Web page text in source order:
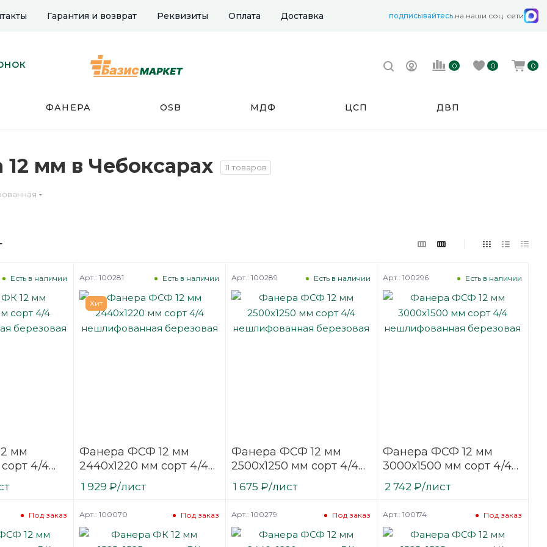
Гарантия и возврат Реквизиты Оплата Доставка подписывайтесь на наши соц. сети
0 0 0
ФАНЕРА OSB МДФ ЦСП ДВП
мм в Чебоксарах 11 товаров
мм
сорт 4/4
Есть в наличии
Хит
Фанера ФСФ 12 мм
2440х1220 мм сорт 4/4
нешлифованная
березовая
Есть в наличии
Арт.: 100281
1 929 ₽/лист
Фанера ФСФ 12 мм
2500х1250 мм сорт 4/4
нешлифованная
березовая
Есть в наличии
Арт.: 100289
1 675 ₽/лист
Фанера ФСФ 12 мм
3000х1500 мм сорт 4/4
нешлифованная
березовая
Есть в наличии
Арт.: 100296
2 742 ₽/лист
Под заказ Под заказ
Арт.: 100070 Под заказ
Арт.: 100279 Под заказ
Арт.: 100174